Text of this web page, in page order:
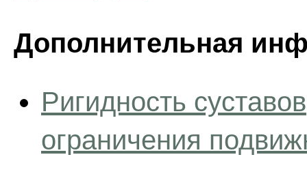
Дополнительная
Ригидность
ограничения